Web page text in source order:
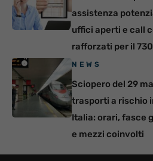
assistenza
uffici aperti e call
rafforzati per il 730
NEWS
Sciopero del 29
trasporti a rischio
Italia: orari, fasce
e mezzi coinvolti